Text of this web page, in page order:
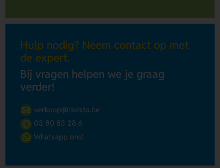
Hulp nodig? Neem contact op met
de expert.
Bij vragen helpen we je graag
verder!
verkoop@lavista.be
03 80 83 28 6
Whatsapp ons!